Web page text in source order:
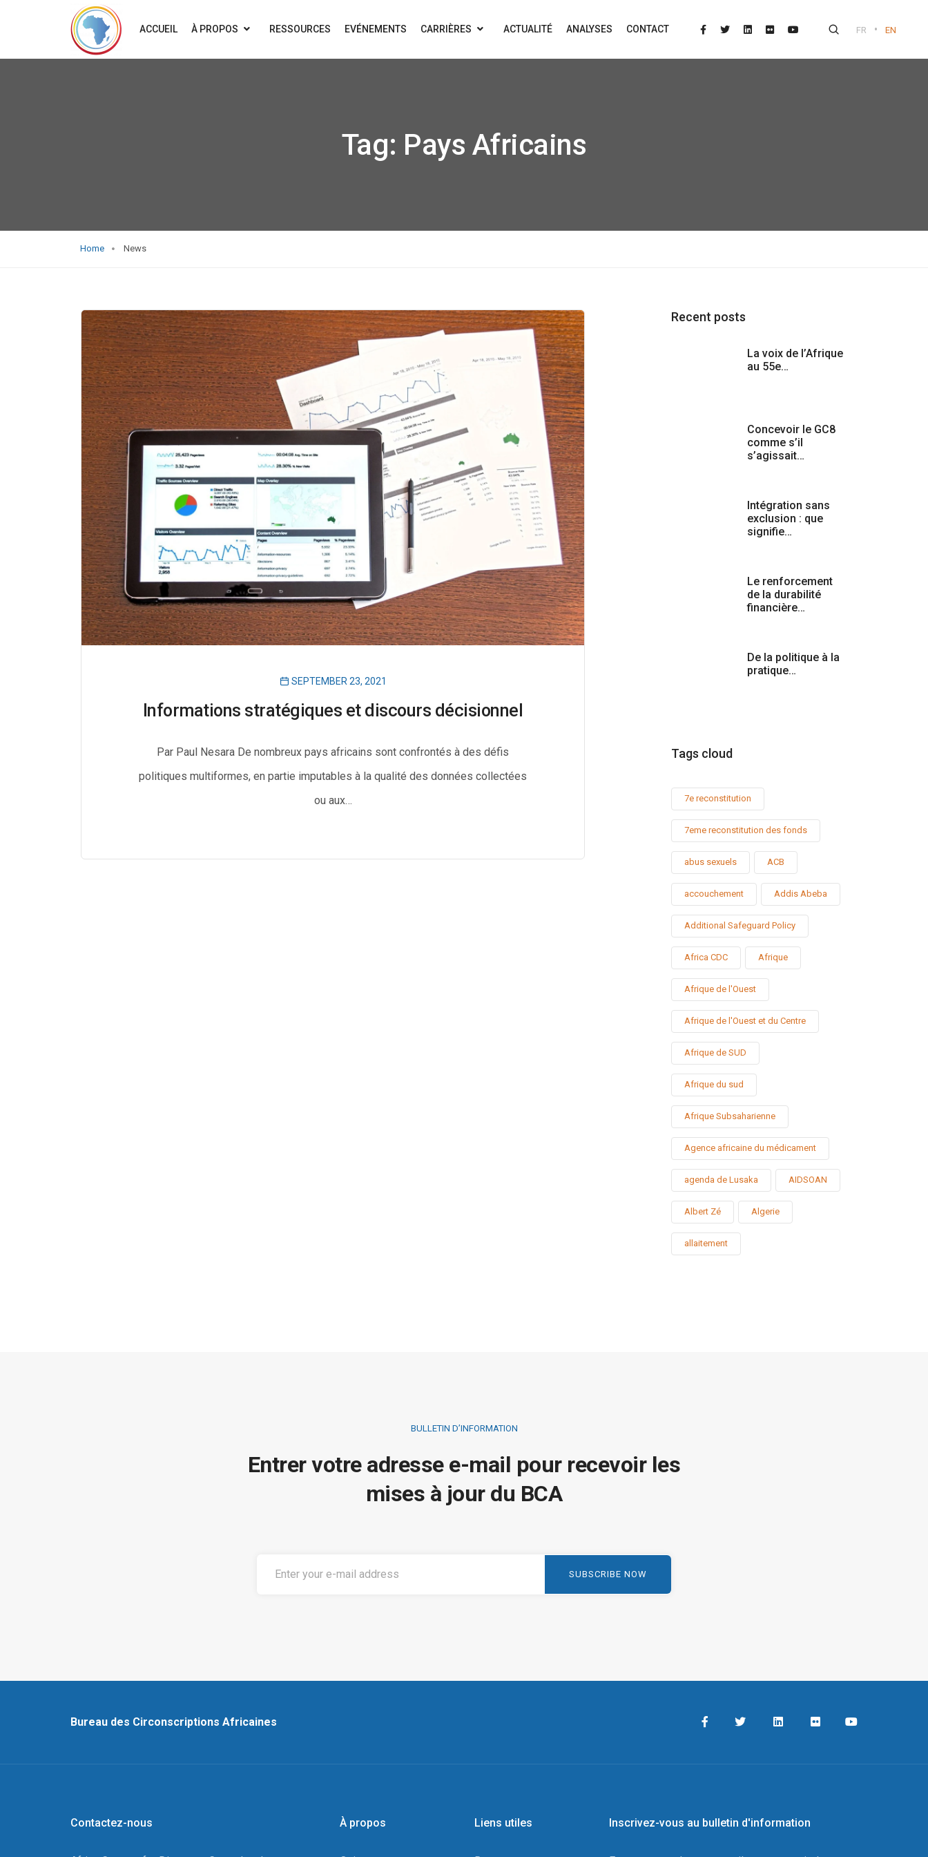
ACCUEIL À PROPOS RESSOURCES EVÉNEMENTS CARRIÈRES ACTUALITÉ ANALYSES CONTACT FR • EN
Tag: Pays Africains
Home News
SEPTEMBER 23, 2021
Informations stratégiques et discours décisionnel
Par Paul Nesara De nombreux pays africains sont confrontés à des défis
politiques multiformes, en partie imputables à la qualité des données collectées
ou aux…
Recent posts
La voix de l’Afrique
au 55e…
Concevoir le GC8
comme s’il
s’agissait…
Intégration sans
exclusion : que
signifie…
Le renforcement
de la durabilité
financière…
De la politique à la
pratique…
Tags cloud
7e reconstitution
7eme reconstitution des fonds
abus sexuels ACB
accouchement Addis Abeba
Additional Safeguard Policy
Africa CDC Afrique
Afrique de l'Ouest
Afrique de l'Ouest et du Centre
Afrique de SUD
Afrique du sud
Afrique Subsaharienne
Agence africaine du médicament
agenda de Lusaka AIDSOAN
Albert Zé Algerie
allaitement
BULLETIN D’INFORMATION
Entrer votre adresse e-mail pour recevoir les
mises à jour du BCA
Bureau des Circonscriptions Africaines
Contactez-nous À propos Liens utiles Inscrivez-vous au bulletin d'information